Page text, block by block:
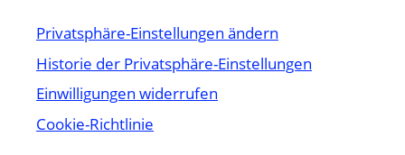
Privatsphäre-Einstellungen ändern
Historie der Privatsphäre-Einstellungen
Einwilligungen widerrufen
Cookie-Richtlinie